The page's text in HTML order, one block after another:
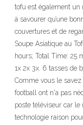
tofu est également un
à savourer qu’une
couvertures et de
Soupe Asiatique au
hours; Total Time: 25
1x 2x 3x. 6 tasses de
Comme vous le
football ont n'a pas
poste téléviseur car
technologie raison